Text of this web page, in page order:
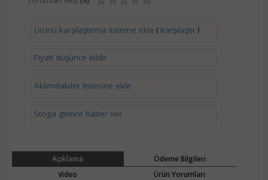
Ürünü karşılaştırma listeme ekle ( Karşılaştır)
Fiyatı düşünce bildir
Aklımdakiler listesine ekle
Stoga girince haber ver
Açıklama
Ödeme Bilgileri
Video
Ürün Yorumları